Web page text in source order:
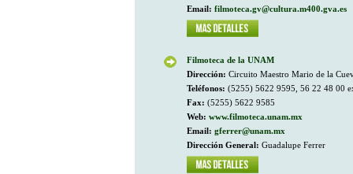
Email: filmoteca.gv@cultura.m400.gva.es
Filmoteca de la UNAM
Dirección: Circuito Maestro Mario de la
Teléfonos: (5255) 5622 9595, 56 22 48 00
Fax: (5255) 5622 9585
Web: www.filmoteca.unam.mx
Email: gferrer@unam.mx
Dirección General: Guadalupe Ferrer